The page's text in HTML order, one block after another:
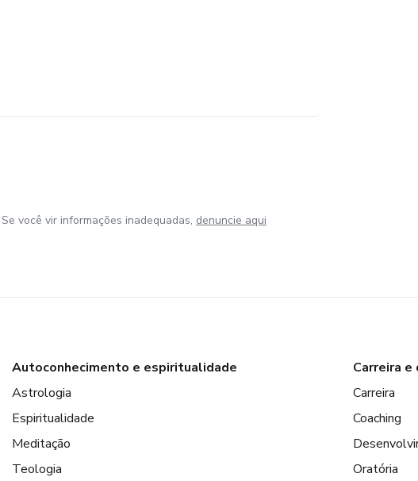
você vir informações inadequadas, denuncie aqui
Autoconhecimento e espiritualidade
Astrologia
Espiritualidade
Meditação
Teologia
Carreira
Carreira
Coaching
Oratória